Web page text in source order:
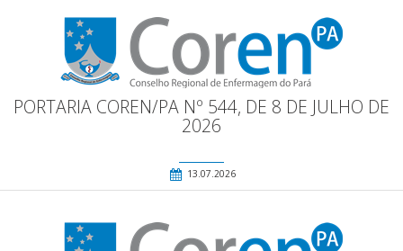
PORTARIA COREN/PA Nº 544, DE 8 DE JULHO DE
2026
13.07.2026